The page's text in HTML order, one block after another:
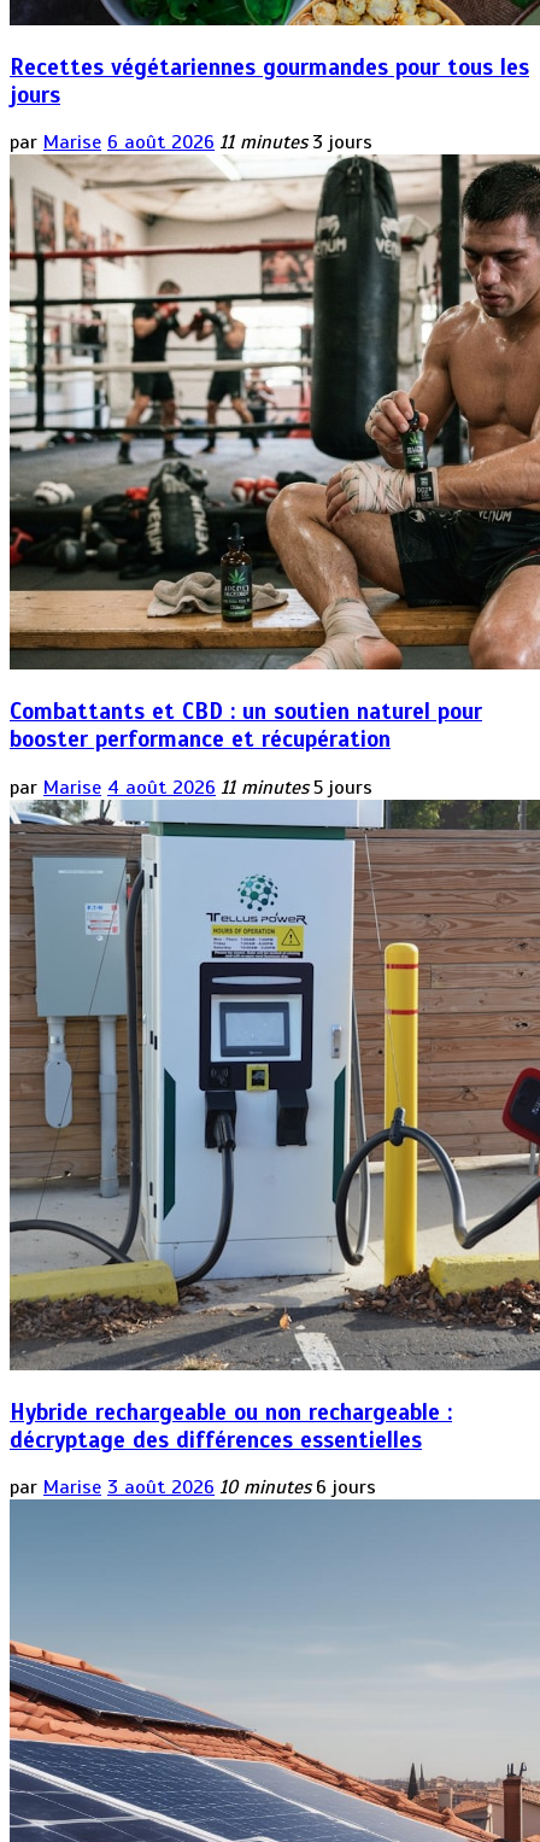
Recettes végétariennes gourmandes pour tous les
jours
par Marise 6 août 2026 11 minutes 3 jours
Combattants et CBD : un soutien naturel pour
booster performance et récupération
par Marise 4 août 2026 11 minutes 5 jours
Hybride rechargeable ou non rechargeable :
décryptage des différences essentielles
par Marise 3 août 2026 10 minutes 6 jours